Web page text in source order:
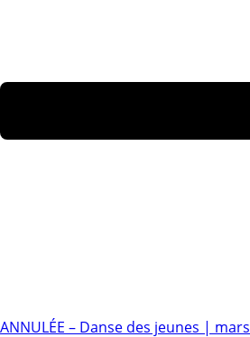
ANNULÉE – Danse des jeunes | mars